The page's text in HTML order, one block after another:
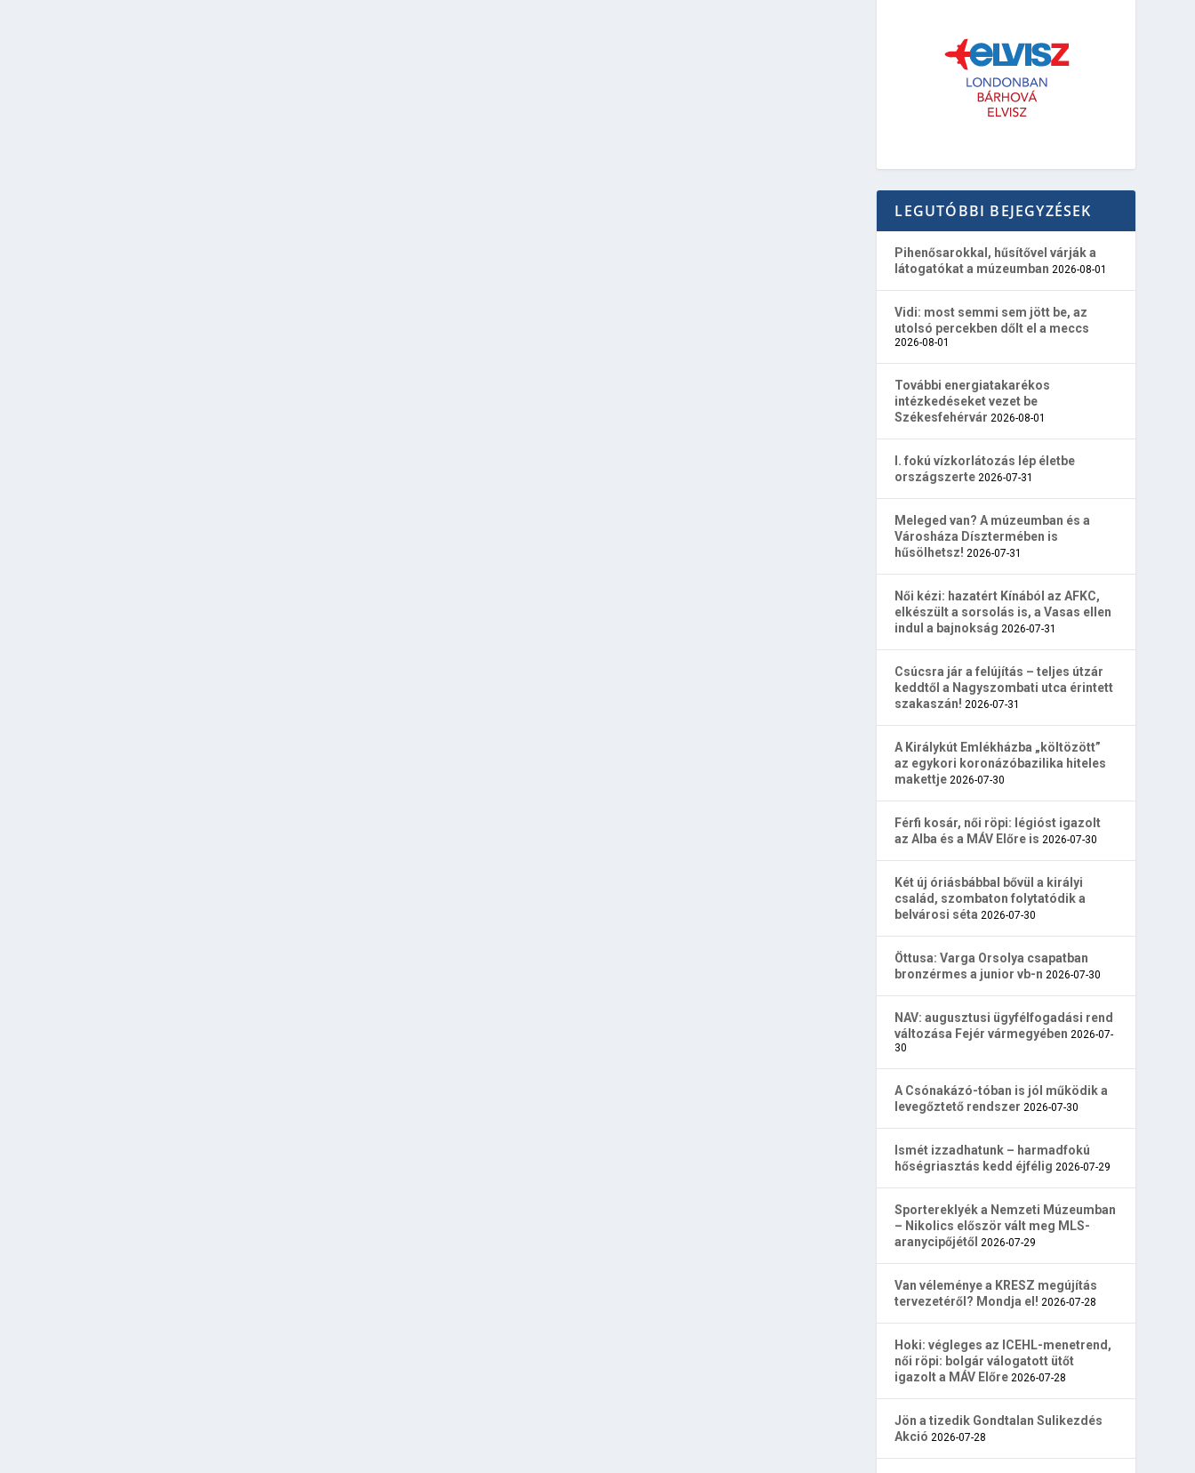
LEGUTÓBBI BEJEGYZÉSEK
Pihenősarokkal, hűsítővel várják a
látogatókat a múzeumban 2026-08-01
Vidi: most semmi sem jött be, az
utolsó percekben dőlt el a meccs
2026-08-01
További energiatakarékos
intézkedéseket vezet be
Székesfehérvár 2026-08-01
I. fokú vízkorlátozás lép életbe
országszerte 2026-07-31
Meleged van? A múzeumban és a
Városháza Dísztermében is
hűsölhetsz! 2026-07-31
Női kézi: hazatért Kínából az AFKC,
elkészült a sorsolás is, a Vasas ellen
indul a bajnokság 2026-07-31
Csúcsra jár a felújítás – teljes útzár
keddtől a Nagyszombati utca érintett
szakaszán! 2026-07-31
A Királykút Emlékházba „költözött”
az egykori koronázóbazilika hiteles
makettje 2026-07-30
Férfi kosár, női röpi: légióst igazolt
az Alba és a MÁV Előre is 2026-07-30
Két új óriásbábbal bővül a királyi
család, szombaton folytatódik a
belvárosi séta 2026-07-30
Öttusa: Varga Orsolya csapatban
bronzérmes a junior vb-n 2026-07-30
NAV: augusztusi ügyfélfogadási rend
változása Fejér vármegyében 2026-07-
30
A Csónakázó-tóban is jól működik a
levegőztető rendszer 2026-07-30
Ismét izzadhatunk – harmadfokú
hőségriasztás kedd éjfélig 2026-07-29
Sportereklyék a Nemzeti Múzeumban
– Nikolics először vált meg MLS-
aranycipőjétől 2026-07-29
Van véleménye a KRESZ megújítás
tervezetéről? Mondja el! 2026-07-28
Hoki: végleges az ICEHL-menetrend,
női röpi: bolgár válogatott ütőt
igazolt a MÁV Előre 2026-07-28
Jön a tizedik Gondtalan Sulikezdés
Akció 2026-07-28